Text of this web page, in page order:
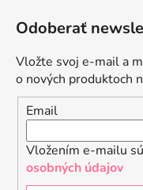
Odoberať
Vložte svoj e-mail a
o nových produktoch
Email
Vložením e-mailu
osobných údajov